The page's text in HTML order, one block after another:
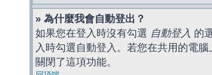
» 為什麼我會自動登出？
如果您在登入時沒有勾選 自動登入 的
入時勾選自動登入。若您在共用的電
關閉了這項功能。